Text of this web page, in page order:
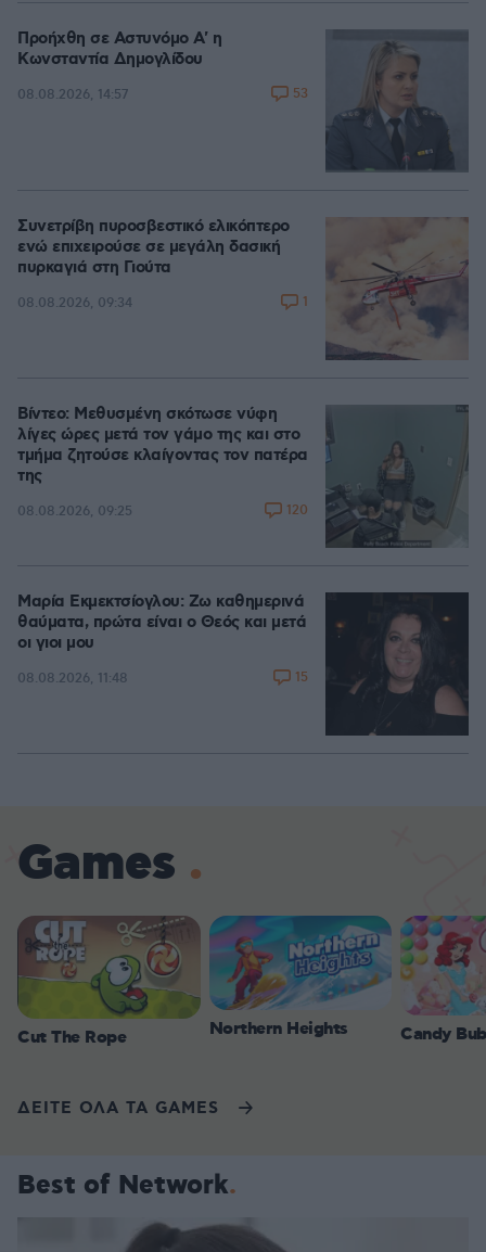
Προήχθη σε Αστυνόμο Α' η
Κωνσταντία Δημογλίδου
08.08.2026, 14:57 53
Συνετρίβη πυροσβεστικό ελικόπτερο
ενώ επιχειρούσε σε μεγάλη δασική
πυρκαγιά στη Γιούτα
08.08.2026, 09:34 1
Βίντεο: Μεθυσμένη σκότωσε νύφη
λίγες ώρες μετά τον γάμο της και στο
τμήμα ζητούσε κλαίγοντας τον πατέρα
της
08.08.2026, 09:25 120
Μαρία Εκμεκτσίογλου: Ζω καθημερινά
θαύματα, πρώτα είναι ο Θεός και μετά
οι γιοι μου
08.08.2026, 11:48 15
Games
Cut The Rope Northern Heights Candy
ΔΕΙΤΕ ΟΛΑ ΤΑ GAMES
Best of Network